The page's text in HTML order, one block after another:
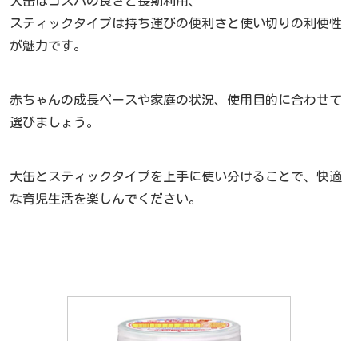
スティックタイプは持ち運びの便利さと使い切りの利便性
が魅力です。
赤ちゃんの成長ペースや家庭の状況、使用目的に合わせて
選びましょう。
大缶とスティックタイプを上手に使い分けることで、快適
な育児生活を楽しんでください。